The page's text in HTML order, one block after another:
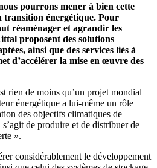
pourrons mener à bien cette
transition énergétique. Pour
réaménager et agrandir les
proposent des solutions
ainsi que des services liés à
d’accélérer la mise en œuvre des
rien de moins qu’un projet mondial
énergétique a lui-même un rôle
des objectifs climatiques de
de produire et de distribuer de
».
considérablement le développement